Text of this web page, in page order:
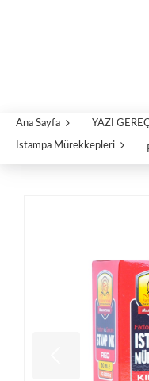
Ana Sayfa YAZI
Istampa Mürekkepleri